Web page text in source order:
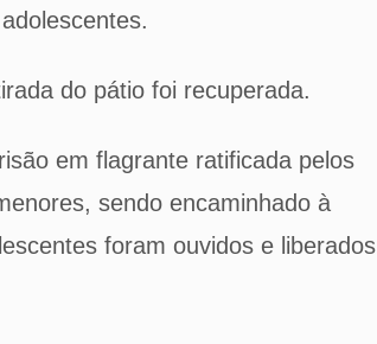
do pátio foi recuperada.
em flagrante ratificada pelos
sendo encaminhado à
foram ouvidos e liberados